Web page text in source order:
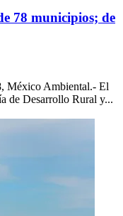
78 municipios; de
México Ambiental.- El
de Desarrollo Rural y...